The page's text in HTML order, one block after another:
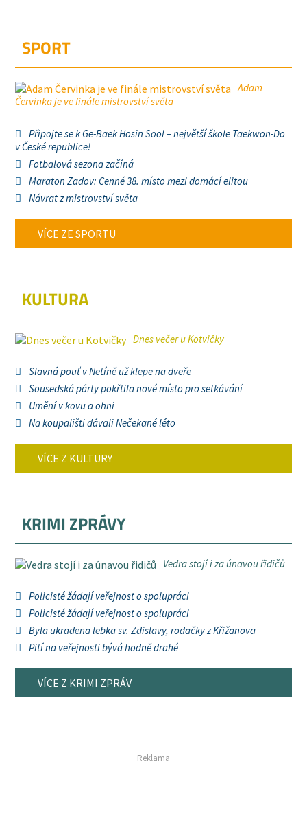
SPORT
Adam
Červinka je ve finále mistrovství světa
Připojte se k Ge-Baek Hosin Sool – největší škole Taekwon-Do
v České republice!
Fotbalová sezona začíná
Maraton Zadov: Cenné 38. místo mezi domácí elitou
Návrat z mistrovství světa
VÍCE ZE SPORTU
KULTURA
Dnes večer u Kotvičky
Slavná pouť v Netíně už klepe na dveře
Sousedská párty pokřtila nové místo pro setkávání
Umění v kovu a ohni
Na koupališti dávali Nečekané léto
VÍCE Z KULTURY
KRIMI ZPRÁVY
Vedra stojí i za únavou řidičů
Policisté žádají veřejnost o spolupráci
Policisté žádají veřejnost o spolupráci
Byla ukradena lebka sv. Zdislavy, rodačky z Křižanova
Pití na veřejnosti bývá hodně drahé
VÍCE Z KRIMI ZPRÁV
Reklama